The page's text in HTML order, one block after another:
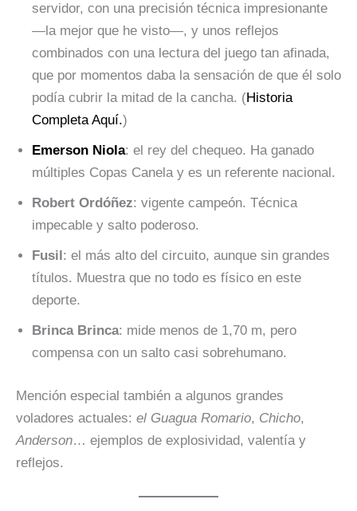
servidor, con una precisión técnica impresionante
—la mejor que he visto—, y unos reflejos
combinados con una lectura del juego tan afinada,
que por momentos daba la sensación de que él solo
podía cubrir la mitad de la cancha. (Historia
Completa Aquí.)
Emerson Niola: el rey del chequeo. Ha ganado
múltiples Copas Canela y es un referente nacional.
Robert Ordóñez: vigente campeón. Técnica
impecable y salto poderoso.
Fusil : el más alto del circuito, aunque sin grandes
títulos. Muestra que no todo es físico en este
deporte.
Brinca Brinca: mide menos de 1,70 m, pero
compensa con un salto casi sobrehumano.
Mención especial también a algunos grandes
voladores actuales: el Guagua Romario, Chicho,
Anderson… ejemplos de explosividad, valentía y
reflejos.